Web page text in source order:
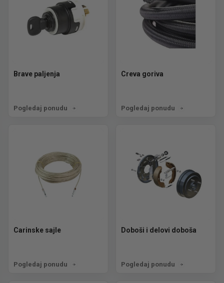
Brave paljenja
Pogledaj ponudu
Creva goriva
Pogledaj ponudu
Carinske sajle
Pogledaj ponudu
Doboši i delovi doboša
Pogledaj ponudu